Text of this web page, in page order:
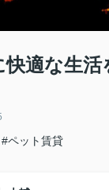
快適な生
#ペット賃貸